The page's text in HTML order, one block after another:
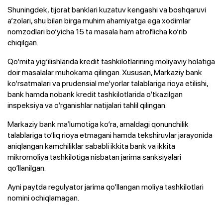
Shuningdek, tijorat banklari kuzatuv kengashi va boshqaruvi
a’zolari, shu bilan birga muhim ahamiyatga ega xodimlar
nomzodlari bo‘yicha 15 ta masala ham atroflicha ko‘rib
chiqilgan.
Qo‘mita yig‘ilishlarida kredit tashkilotlarining moliyaviy holatiga
doir masalalar muhokama qilingan. Xususan, Markaziy bank
ko‘rsatmalari va prudensial me’yorlar talablariga rioya etilishi,
bank hamda nobank kredit tashkilotlarida o‘tkazilgan
inspeksiya va o‘rganishlar natijalari tahlil qilingan.
Markaziy bank ma’lumotiga ko‘ra, amaldagi qonunchilik
talablariga to‘liq rioya etmagani hamda tekshiruvlar jarayonida
aniqlangan kamchiliklar sababli ikkita bank va ikkita
mikromoliya tashkilotiga nisbatan jarima sanksiyalari
qo‘llanilgan.
Ayni paytda regulyator jarima qo‘llangan moliya tashkilotlari
nomini ochiqlamagan.